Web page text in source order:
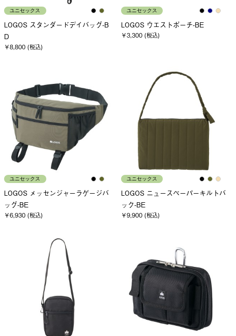
ユニセックス
LOGOS スタンダードデイバッグ-B
D
￥8,800 (税込)
ユニセックス
LOGOS ウエストポーチ-BE
￥3,300 (税込)
ユニセックス
LOGOS メッセンジャーラゲージバ
ッグ-BE
￥6,930 (税込)
ユニセックス
LOGOS ニュースペーパーキルトバ
ック-BE
￥9,900 (税込)